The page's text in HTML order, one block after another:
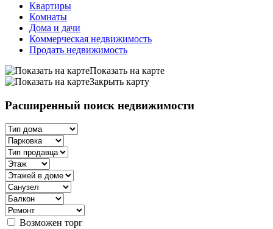
Квартиры
Комнаты
Дома и дачи
Коммерческая недвижимость
Продать недвижимость
Показать на карте
Закрыть карту
Расширенный поиск недвижимости
Возможен торг